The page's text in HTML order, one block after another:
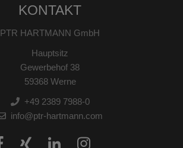
KONTAKT
PTR HARTMANN GmbH
Hauptsitz
Gewerbehof 38
59368 Werne
+49 2389 7988-0
info@ptr-hartmann.com